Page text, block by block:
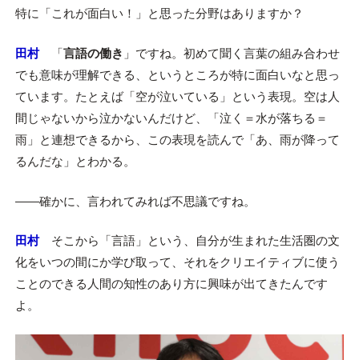
特に「これが面白い！」と思った分野はありますか？
田村「言語の働き 」ですね。初めて聞く言葉の組み合わせ
でも意味が理解できる、というところが特に面白いなと思っ
ています。たとえば「空が泣いている」という表現。空は人
間じゃないから泣かないんだけど、「泣く＝水が落ちる＝
雨」と連想できるから、この表現を読んで「あ、雨が降って
るんだな」とわかる。
――確かに、言われてみれば不思議ですね。
田村そこから「言語」という、自分が生まれた生活圏の文
化をいつの間にか学び取って、それをクリエイティブに使う
ことのできる人間の知性のあり方に興味が出てきたんです
よ。